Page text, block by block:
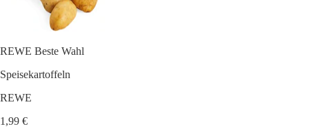
REWE Beste Wahl
Speisekartoffeln
REWE
1,99 €